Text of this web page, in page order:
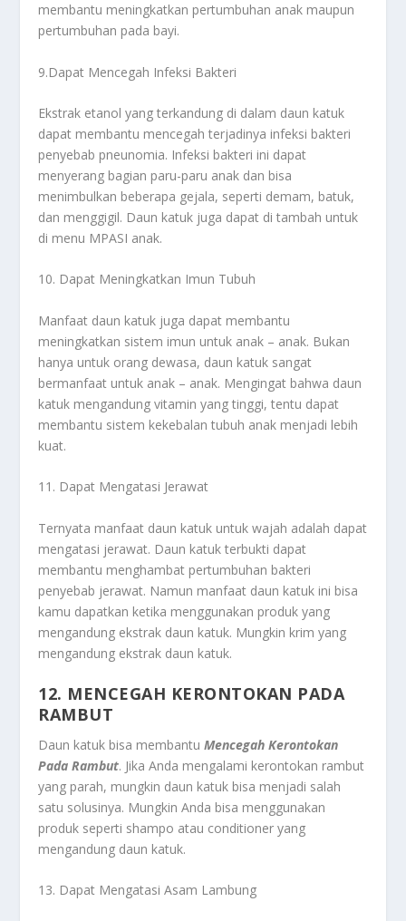
membantu meningkatkan pertumbuhan anak maupun
pertumbuhan pada bayi.
9.Dapat Mencegah Infeksi Bakteri
Ekstrak etanol yang terkandung di dalam daun katuk
dapat membantu mencegah terjadinya infeksi bakteri
penyebab pneunomia. Infeksi bakteri ini dapat
menyerang bagian paru-paru anak dan bisa
menimbulkan beberapa gejala, seperti demam, batuk,
dan menggigil. Daun katuk juga dapat di tambah untuk
di menu MPASI anak.
10. Dapat Meningkatkan Imun Tubuh
Manfaat daun katuk juga dapat membantu
meningkatkan sistem imun untuk anak – anak. Bukan
hanya untuk orang dewasa, daun katuk sangat
bermanfaat untuk anak – anak. Mengingat bahwa daun
katuk mengandung vitamin yang tinggi, tentu dapat
membantu sistem kekebalan tubuh anak menjadi lebih
kuat.
11. Dapat Mengatasi Jerawat
Ternyata manfaat daun katuk untuk wajah adalah dapat
mengatasi jerawat. Daun katuk terbukti dapat
membantu menghambat pertumbuhan bakteri
penyebab jerawat. Namun manfaat daun katuk ini bisa
kamu dapatkan ketika menggunakan produk yang
mengandung ekstrak daun katuk. Mungkin krim yang
mengandung ekstrak daun katuk.
12. MENCEGAH KERONTOKAN PADA
RAMBUT
Daun katuk bisa membantuMencegah Kerontokan
Pada Rambut. Jika Anda mengalami kerontokan rambut
yang parah, mungkin daun katuk bisa menjadi salah
satu solusinya. Mungkin Anda bisa menggunakan
produk seperti shampo atau conditioner yang
mengandung daun katuk.
13. Dapat Mengatasi Asam Lambung